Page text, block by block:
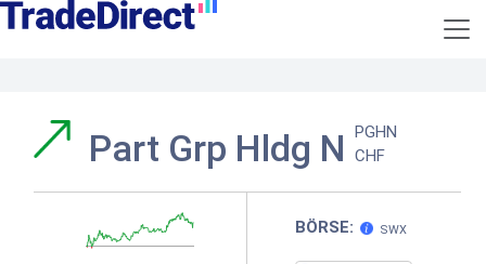
Part Grp Hldg N
PGHN
CHF
BÖRSE: SWX